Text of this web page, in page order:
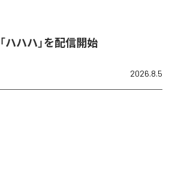
ハハハ」を配信開始
2026.8.5